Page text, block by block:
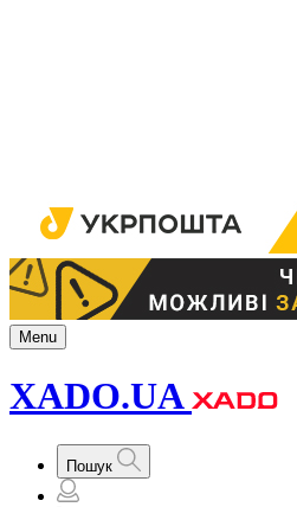
Menu
XADO.UA
Пошук